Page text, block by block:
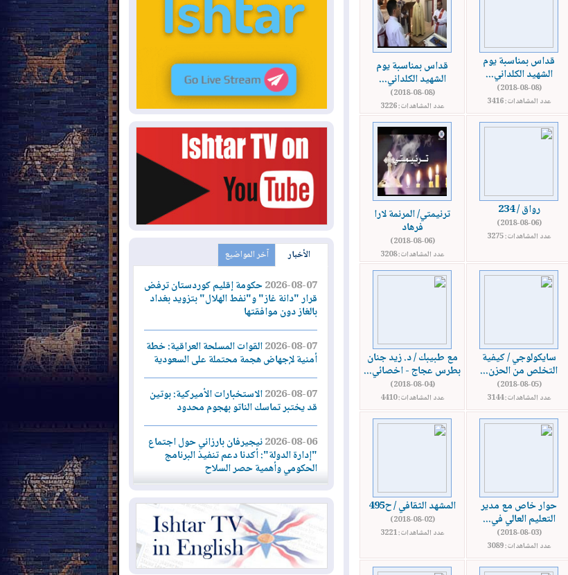
قداس بمناسبة يوم
الشهيد الكلداني...
(2018-08-08)
عدد المشاهدات: 3416
قداس بمناسبة يوم
الشهيد الكلداني...
(2018-08-08)
عدد المشاهدات: 3226
رواق / 234
(2018-08-06)
عدد المشاهدات: 3275
ترنيمتي/ المرنمة لارا
فرهاد
(2018-08-06)
عدد المشاهدات: 3208
سايكولوجي / كيفية
التخلص من الحزن...
(2018-08-05)
عدد المشاهدات: 3144
مع طبيبك / د. زيد جنان
بطرس عجاج - اخصائي...
(2018-08-04)
عدد المشاهدات: 4410
حوار خاص مع مدير
التعليم العالي في...
(2018-08-03)
عدد المشاهدات: 3089
المشهد الثقافي / ح495
(2018-08-02)
عدد المشاهدات: 3221
الأخبار آخر المواضيع
2026-08-07حكومة إقليم كوردستان ترفض
قرار "دانة غاز" و"نفط الهلال" بتزويد بغداد
بالغاز دون موافقتها
2026-08-07القوات المسلحة العراقية: خطة
أمنية لإجهاض هجمة محتملة على السعودية
2026-08-07الاستخبارات الأميركية: بوتين
قد يختبر تماسك الناتو بهجوم محدود
2026-08-06نيجيرفان بارزاني حول اجتماع
"إدارة الدولة": أكدنا دعم تنفيذ البرنامج
الحكومي وأهمية حصر السلاح
2026-08-06ائتلاف ادارة الدولة: من
يقومون بسلوك يهدد امن البلاد خارجون عن
القانون يجب محاربتهم
2026-08-06بعد هجومين قرب باب المندب..